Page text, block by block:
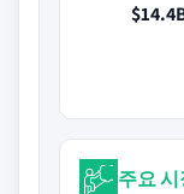
주요